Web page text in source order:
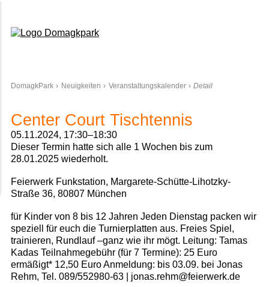
DomagkPark Neuigkeiten Veranstaltungskalender Detail
Center Court Tischtennis
05.11.2024, 17:30–18:30
Dieser Termin hatte sich alle 1 Wochen bis zum
28.01.2025 wiederholt.
Feierwerk Funkstation, Margarete-Schütte-Lihotzky-
Straße 36, 80807 München
für Kinder von 8 bis 12 Jahren Jeden Dienstag packen wir
speziell für euch die Turnierplatten aus. Freies Spiel,
trainieren, Rundlauf –ganz wie ihr mögt. Leitung: Tamas
Kadas Teilnahmegebühr (für 7 Termine): 25 Euro
ermäßigt* 12,50 Euro Anmeldung: bis 03.09. bei Jonas
Rehm, Tel. 089/552980-63 | jonas.rehm@feierwerk.de